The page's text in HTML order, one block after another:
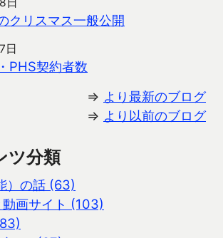
クリスマス一般公開
日
PHS契約者数
⇒ より最新のブログ
⇒ より以前のブログ
ツ分類
）の話 (63)
画サイト (103)